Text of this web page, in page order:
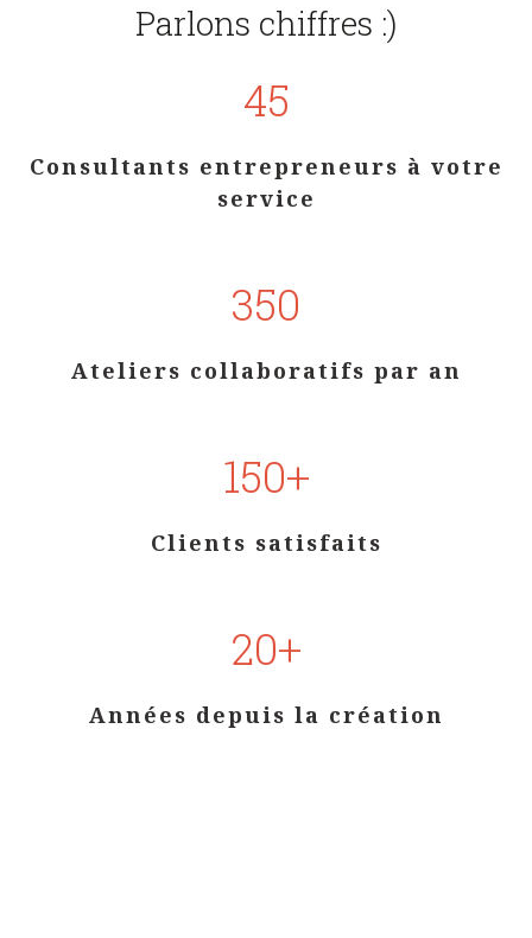
Parlons chiffres :)
45
Consultants entrepreneurs à votre
service
350
Ateliers collaboratifs par an
150+
Clients satisfaits
20+
Années depuis la création